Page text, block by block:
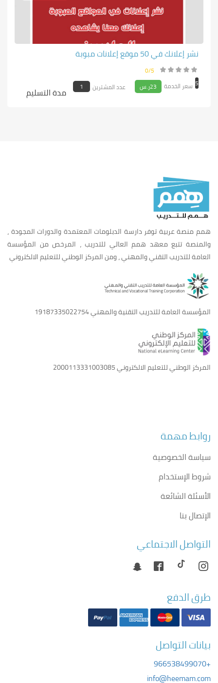
نشر إعلانك في 50 موقع إعلانات مبوبة
0/5
سعر الخدمة
23ر.س عدد المشترين 1 مدة التسليم
5
همم منصة عربية توفر دارسة الدبلومات المعتمدة والدورات المجودة ،
والمنصة تتبع معهد همم العالي للتدريب ، المرخص من المؤسسة
العامة للتدريب التقني والمهني ، ومن المركز الوطني للتعليم الالكتروني
المؤسسة العامة للتدريب التقنية والمهني19187335022754
المركز الوطني للتعليم الالكتروني2000113331003085
روابط مهمة
سياسة الخصوصية
شروط الإستخدام
الأسئلة الشائعة
الإتصال بنا
التواصل الاجتماعي
طرق الدفع
بيانات التواصل
+966538499070
info@heemam.com